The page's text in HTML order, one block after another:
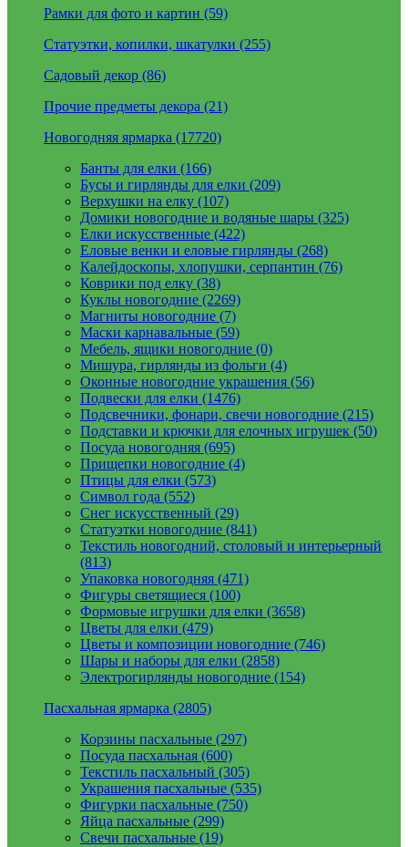
Рамки для фото и картин (59)
Статуэтки, копилки, шкатулки (255)
Садовый декор (86)
Прочие предметы декора (21)
Новогодняя ярмарка (17720)
Банты для елки (166)
Бусы и гирлянды для елки (209)
Верхушки на елку (107)
Домики новогодние и водяные шары (325)
Елки искусственные (422)
Еловые венки и еловые гирлянды (268)
Калейдоскопы, хлопушки, серпантин (76)
Коврики под елку (38)
Куклы новогодние (2269)
Магниты новогодние (7)
Маски карнавальные (59)
Мебель, ящики новогодние (0)
Мишура, гирлянды из фольги (4)
Оконные новогодние украшения (56)
Подвески для елки (1476)
Подсвечники, фонари, свечи новогодние (215)
Подставки и крючки для елочных игрушек (50)
Посуда новогодняя (695)
Прищепки новогодние (4)
Птицы для елки (573)
Символ года (552)
Снег искусственный (29)
Статуэтки новогодние (841)
Текстиль новогодний, столовый и интерьерный
(813)
Упаковка новогодняя (471)
Фигуры светящиеся (100)
Формовые игрушки для елки (3658)
Цветы для елки (479)
Цветы и композиции новогодние (746)
Шары и наборы для елки (2858)
Электрогирлянды новогодние (154)
Пасхальная ярмарка (2805)
Корзины пасхальные (297)
Посуда пасхальная (600)
Текстиль пасхальный (305)
Украшения пасхальные (535)
Фигурки пасхальные (750)
Яйца пасхальные (299)
Свечи пасхальные (19)